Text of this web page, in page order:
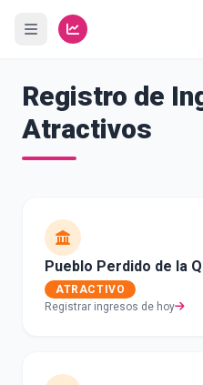
Registro de
Atractivos
Pueblo Perdido de la
ATRACTIVO
Registrar ingresos de hoy